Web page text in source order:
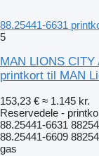
88.25441-6631
5
MAN LIONS CITY
printkort til MAN
153,23 € ≈ 1.145 kr.
Reservedele -
88.25441-6631
88.25441-6609
gas